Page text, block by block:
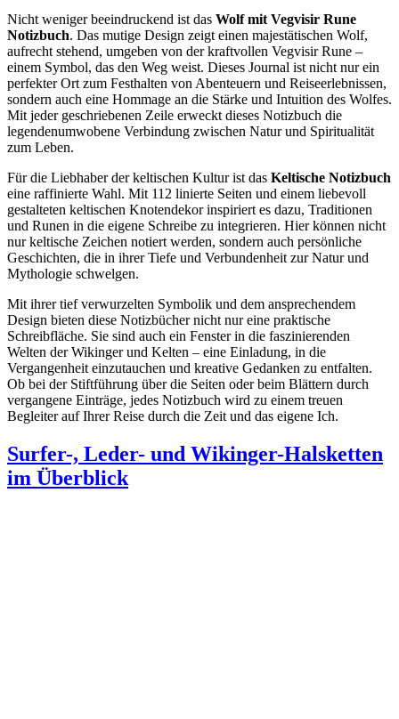
Nicht weniger beeindruckend ist das Wolf mit Vegvisir Rune
Notizbuch. Das mutige Design zeigt einen majestätischen Wolf,
aufrecht stehend, umgeben von der kraftvollen Vegvisir Rune –
einem Symbol, das den Weg weist. Dieses Journal ist nicht nur ein
perfekter Ort zum Festhalten von Abenteuern und Reiseerlebnissen,
sondern auch eine Hommage an die Stärke und Intuition des Wolfes.
Mit jeder geschriebenen Zeile erweckt dieses Notizbuch die
legendenumwobene Verbindung zwischen Natur und Spiritualität
zum Leben.
Für die Liebhaber der keltischen Kultur ist das Keltische Notizbuch
eine raffinierte Wahl. Mit 112 linierte Seiten und einem liebevoll
gestalteten keltischen Knotendekor inspiriert es dazu, Traditionen
und Runen in die eigene Schreibe zu integrieren. Hier können nicht
nur keltische Zeichen notiert werden, sondern auch persönliche
Geschichten, die in ihrer Tiefe und Verbundenheit zur Natur und
Mythologie schwelgen.
Mit ihrer tief verwurzelten Symbolik und dem ansprechendem
Design bieten diese Notizbücher nicht nur eine praktische
Schreibfläche. Sie sind auch ein Fenster in die faszinierenden
Welten der Wikinger und Kelten – eine Einladung, in die
Vergangenheit einzutauchen und kreative Gedanken zu entfalten.
Ob bei der Stiftführung über die Seiten oder beim Blättern durch
vergangene Einträge, jedes Notizbuch wird zu einem treuen
Begleiter auf Ihrer Reise durch die Zeit und das eigene Ich.
Surfer-, Leder- und Wikinger-Halsketten
im Überblick